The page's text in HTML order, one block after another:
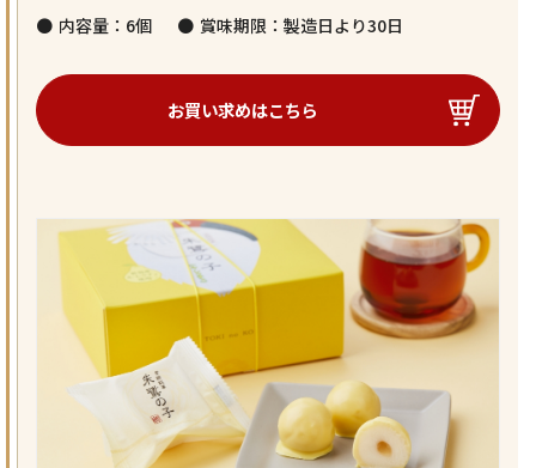
内容量：6個
賞味期限：製造日より30日
お買い求めはこちら